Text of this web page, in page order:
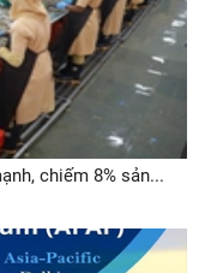
chiếm 8% sản...